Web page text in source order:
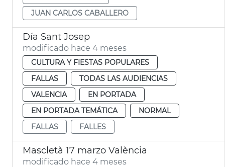
JUAN CARLOS CABALLERO
Día Sant Josep
modificado hace 4 meses
CULTURA Y FIESTAS POPULARES
FALLAS
TODAS LAS AUDIENCIAS
VALENCIA
EN PORTADA
EN PORTADA TEMÁTICA
NORMAL
FALLAS
FALLES
Mascletà 17 marzo València
modificado hace 4 meses